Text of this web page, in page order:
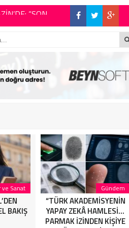
Gündem Sağlık
“Doktorlar 20 Yaşını
Göremez Demişti”…
Ispartalı Çağlar Özyiğit’in